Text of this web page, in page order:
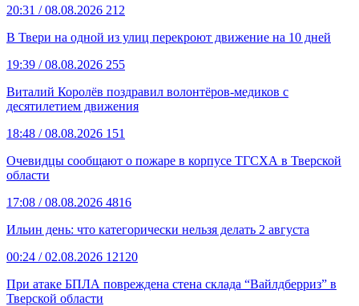
20:31 / 08.08.2026 212
В Твери на одной из улиц перекроют движение на 10 дней
19:39 / 08.08.2026 255
Виталий Королёв поздравил волонтёров-медиков с
десятилетием движения
18:48 / 08.08.2026 151
Очевидцы сообщают о пожаре в корпусе ТГСХА в Тверской
области
17:08 / 08.08.2026 4816
Ильин день: что категорически нельзя делать 2 августа
00:24 / 02.08.2026 12120
При атаке БПЛА повреждена стена склада “Вайлдберриз” в
Тверской области